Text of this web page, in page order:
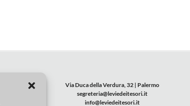
Via Duca della Verdura, 32 | Palermo
segreteria@leviedeitesori.it
info@leviedeitesori.it